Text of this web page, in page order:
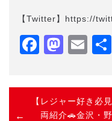
【Twitter】https://
【レジャー好き必
両紹介🚗金沢・